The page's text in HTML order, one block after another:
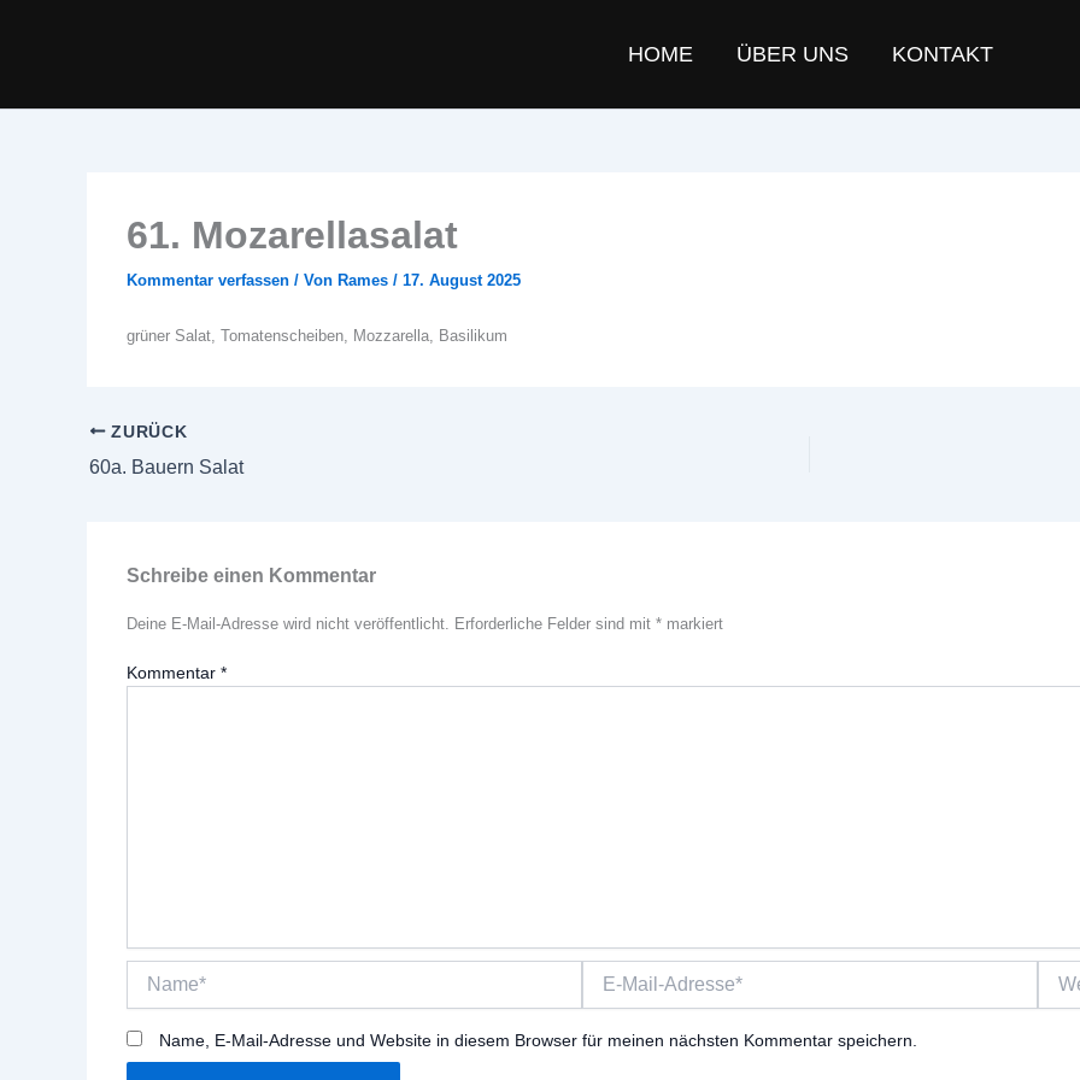
HOME ÜBER UNS KONTAKT
61. Mozarellasalat
Kommentar verfassen / Von Rames / 17. August 2025
grüner Salat, Tomatenscheiben, Mozzarella, Basilikum
ZURÜCK
60a. Bauern Salat
Schreibe einen Kommentar
Deine E-Mail-Adresse wird nicht veröffentlicht. Erforderliche Felder sind mit *markiert
Kommentar *
Mail-
Name, E-Mail-Adresse und Website in diesem Browser für meinen nächsten Kommentar speichern.